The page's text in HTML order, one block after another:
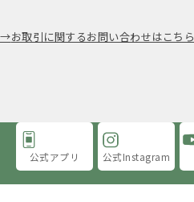
お取引に関するお問い合わせはこちら
公式アプリ 公式Instagram